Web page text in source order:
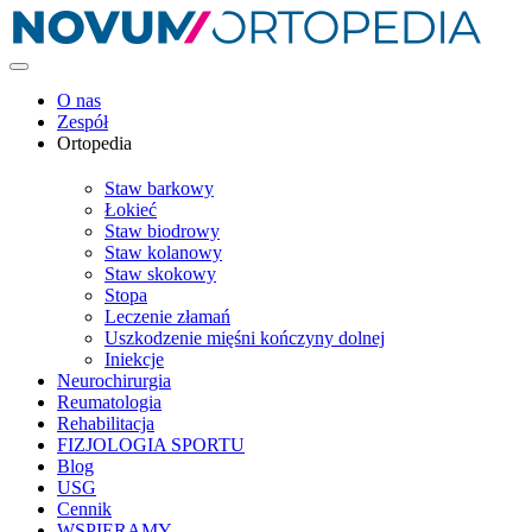
O nas
Zespół
Ortopedia
Staw barkowy
Łokieć
Staw biodrowy
Staw kolanowy
Staw skokowy
Stopa
Leczenie złamań
Uszkodzenie mięśni kończyny dolnej
Iniekcje
Neurochirurgia
Reumatologia
Rehabilitacja
FIZJOLOGIA SPORTU
Blog
USG
Cennik